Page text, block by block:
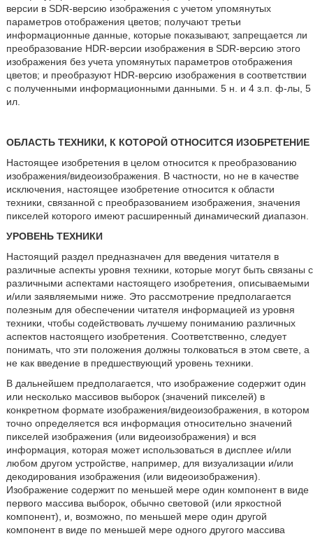
версии в SDR-версию изображения с учетом упомянутых
параметров отображения цветов; получают третьи
информационные данные, которые показывают, запрещается ли
преобразование HDR-версии изображения в SDR-версию этого
изображения без учета упомянутых параметров отображения
цветов; и преобразуют HDR-версию изображения в соответствии
с полученными информационными данными. 5 н. и 4 з.п. ф-лы, 5
ил.
ОБЛАСТЬ ТЕХНИКИ, К КОТОРОЙ ОТНОСИТСЯ ИЗОБРЕТЕНИЕ
Настоящее изобретения в целом относится к преобразованию
изображения/видеоизображения. В частности, но не в качестве
исключения, настоящее изобретение относится к области
техники, связанной с преобразованием изображения, значения
пикселей которого имеют расширенный динамический диапазон.
УРОВЕНЬ ТЕХНИКИ
Настоящий раздел предназначен для введения читателя в
различные аспекты уровня техники, которые могут быть связаны с
различными аспектами настоящего изобретения, описываемыми
и/или заявляемыми ниже. Это рассмотрение предполагается
полезным для обеспечении читателя информацией из уровня
техники, чтобы содействовать лучшему пониманию различных
аспектов настоящего изобретения. Соответственно, следует
понимать, что эти положения должны толковаться в этом свете, а
не как введение в предшествующий уровень техники.
В дальнейшем предполагается, что изображение содержит один
или несколько массивов выборок (значений пикселей) в
конкретном формате изображения/видеоизображения, в котором
точно определяется вся информация относительно значений
пикселей изображения (или видеоизображения) и вся
информация, которая может использоваться в дисплее и/или
любом другом устройстве, например, для визуализации и/или
декодирования изображения (или видеоизображения).
Изображение содержит по меньшей мере один компонент в виде
первого массива выборок, обычно световой (или яркостной
компонент), и, возможно, по меньшей мере один другой
компонент в виде по меньшей мере одного другого массива